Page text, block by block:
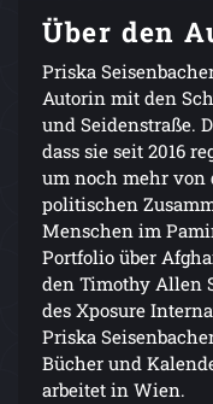
Über den
Priska
Autorin mit den
und Seidenstraße.
dass sie seit 2016
um noch mehr
politischen
Menschen im
Portfolio über
den Timothy Allen
des Xposure
Priska
Bücher und
arbeitet in Wien.